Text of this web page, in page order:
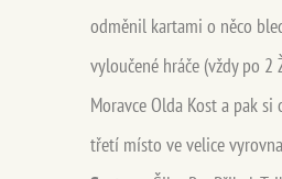
odměnil kartami o něco
vyloučené hráče (vždy po
Moravce Olda Kost a pak
třetí místo ve velice